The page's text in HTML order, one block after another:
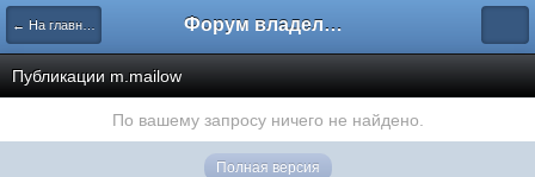
← На главную Форум владельцев интернет-магазинов
Публикации m.mailow
По вашему запросу ничего не найдено.
Полная версия